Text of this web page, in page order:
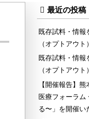
最近の投稿
既存試料・情報
（オプトアウト）
既存試料・情報
（オプトアウト）
【開催報告】
医療フォーラム
る〜」を開催い